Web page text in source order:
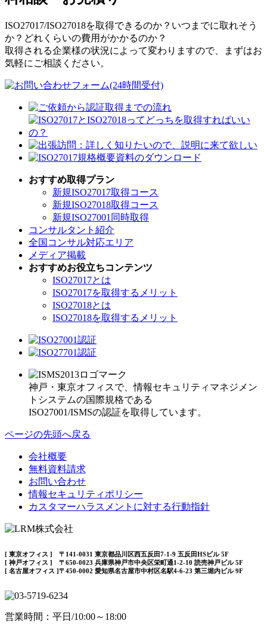
ISO27017/ISO27018を取得できるのか？いつまでに取れそう
か？どれくらいの費用がかかるのか？
取得される企業様の状況によって変わりますので、まずはお
気軽にご相談ください。
おすすめ取得プラン
新規ISO27017取得コース
新規ISO27018取得コース
新規ISO27001同時取得
コンサルタント紹介
全国コンサル対応エリア
メディア掲載
おすすめお役立ちコンテンツ
ISO27017とは
ISO27017を取得するメリット
ISO27018とは
ISO27018を取得するメリット
神戸・東京オフィスで、情報セキュリティマネジメン
トシステムの国際規格である
ISO27001/ISMSの認証を取得しています。
ページの先頭へ戻る
会社概要
無料資料請求
お問い合わせ
情報セキュリティポリシー
カスタマーハラスメントに対する行動指針
[ 東京オフィス ] 〒141-0031 東京都品川区西五反田7-1-9 五反田HSビル 5F
[ 神戸オフィス ] 〒650-0023 兵庫県神戸市中央区栄町通1-2-10 読売神戸ビル 5F
[ 名古屋オフィス ]〒450-0002 愛知県名古屋市中村区名駅4-6-23 第三堀内ビル 9F
営業時間：平日/10:00～18:00